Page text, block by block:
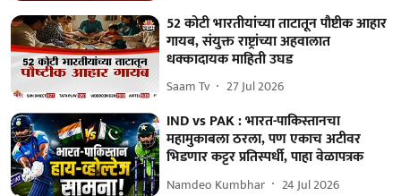
52 कोटी भारतीयांच्या ताटातून पौष्टीक आहार
गायब, संयुक्त राष्ट्रांच्या अहवालात
धक्कादायक माहिती उघड
Saam Tv 27 Jul 2026
IND vs PAK : भारत-पाकिस्तानचा
महामुकाबला ठरला, पण एकाच अटीवर
भिडणार कट्टर प्रतिस्पर्धी, पाहा वेळापत्रक
Namdeo Kumbhar 24 Jul 2026